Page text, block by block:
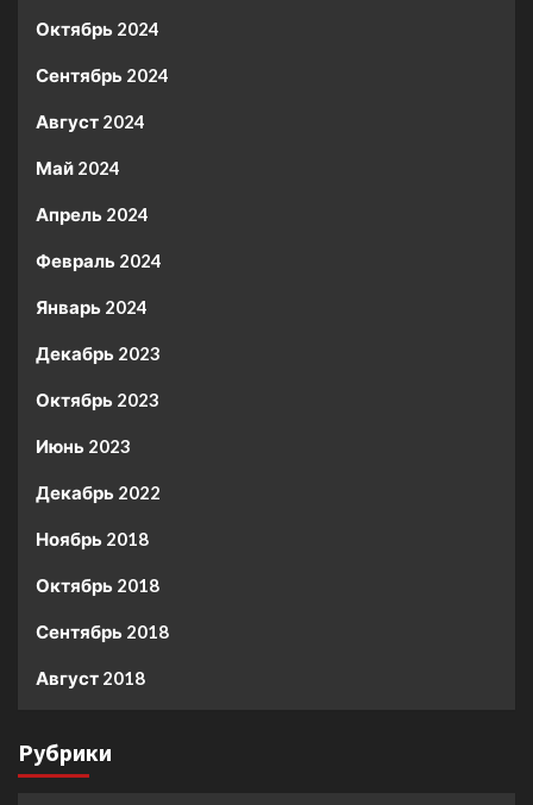
Октябрь 2024
Сентябрь 2024
Август 2024
Май 2024
Апрель 2024
Февраль 2024
Январь 2024
Декабрь 2023
Октябрь 2023
Июнь 2023
Декабрь 2022
Ноябрь 2018
Октябрь 2018
Сентябрь 2018
Август 2018
Рубрики